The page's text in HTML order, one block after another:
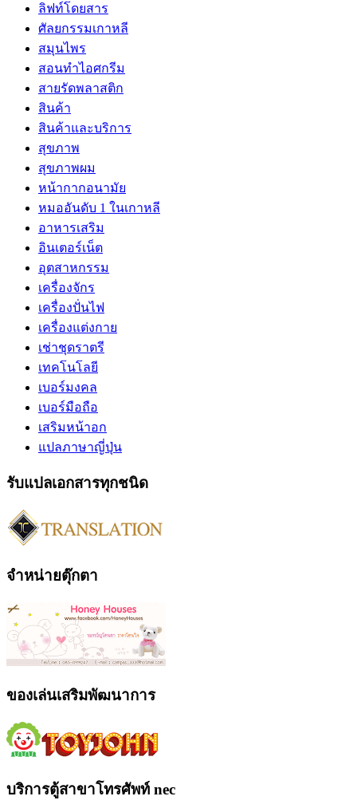
ลิฟท์โดยสาร
ศัลยกรรมเกาหลี
สมุนไพร
สอนทำไอศกรีม
สายรัดพลาสติก
สินค้า
สินค้าและบริการ
สุขภาพ
สุขภาพผม
หน้ากากอนามัย
หมออันดับ 1 ในเกาหลี
อาหารเสริม
อินเตอร์เน็ต
อุตสาหกรรม
เครื่องจักร
เครื่องปั่นไฟ
เครื่องแต่งกาย
เช่าชุดราตรี
เทคโนโลยี
เบอร์มงคล
เบอร์มือถือ
เสริมหน้าอก
แปลภาษาญี่ปุ่น
รับแปลเอกสารทุกชนิด
จำหน่ายตุ๊กตา
ของเล่นเสริมพัฒนาการ
บริการตู้สาขาโทรศัพท์ nec